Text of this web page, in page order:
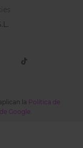
la Política de
Google